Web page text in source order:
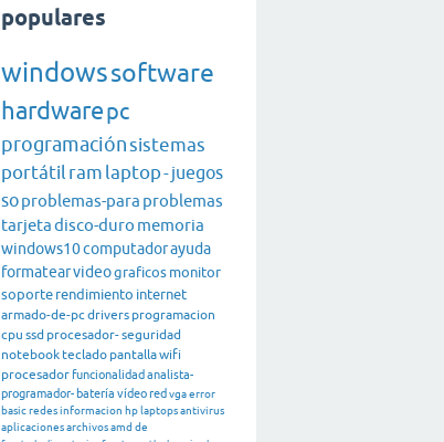
populares
windowssoftware
hardwarepc
programaciónsistemas
portátil ram laptop-juegos
soproblemas-para problemas
tarjetadisco-duro memoria
windows10computadorayuda
formatearvideograficos monitor
soporte rendimiento internet
armado-de-pcdrivers programacion
cpu ssd procesador-seguridad
notebookteclado pantallawifi
procesadorfuncionalidad analista-
programador- batería vídeored vgaerror
basicredesinformacion hp laptopsantivirus
aplicacionesarchivosamd de